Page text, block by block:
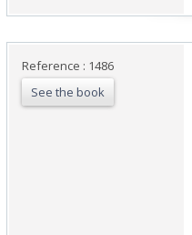
Reference : 1486
See the book